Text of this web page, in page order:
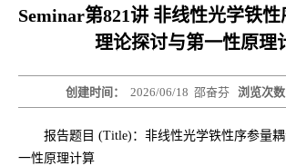
Seminar第821讲 非线性光学铁
理论探讨与第一性原理
创建时间： 2026/06/18 邵奋芬 浏览次数
报告题目 (Title)：非线性光学铁性序参量
一性原理计算